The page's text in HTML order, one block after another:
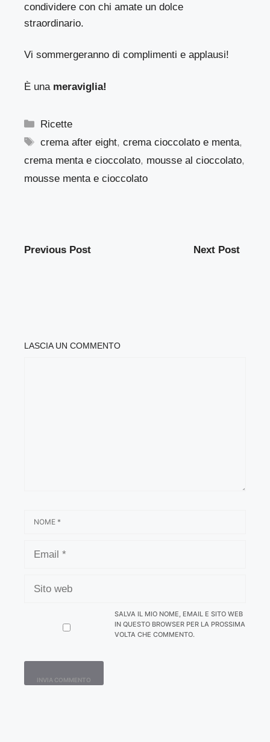
condividere con chi amate un dolce
straordinario.
Vi sommergeranno di complimenti e applausi!
È una meraviglia!
Categorie
Ricette
Tag
crema after eight,crema cioccolato e menta,
crema menta e cioccolato, mousse al cioccolato,
mousse menta e cioccolato
Previous Post Next Post
LASCIA UN COMMENTO
WEB
SALVA IL MIO NOME, EMAIL E SITO WEB
IN QUESTO BROWSER PER LA PROSSIMA
VOLTA CHE COMMENTO.